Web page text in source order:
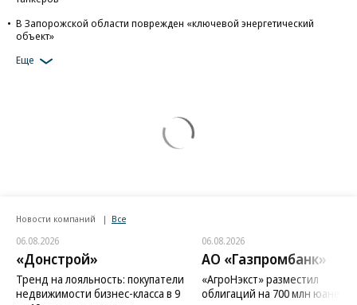
В Запорожской области поврежден «ключевой энергетический
объект»
Еще
Новости компаний Все
06.08.2026
«Донстрой»
Тренд на лояльность: покупатели
недвижимости бизнес-класса в 9
06.08.2026
АО «Газпромбанк»
«АгроНэкст» разместил
облигаций на 700 млн юаней